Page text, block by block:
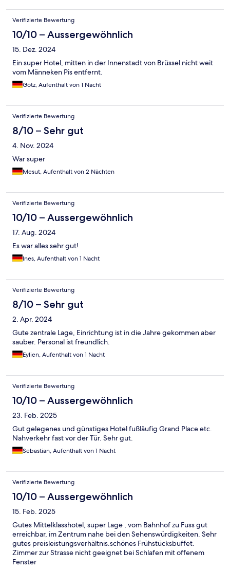
Verifizierte Bewertung
10/10 – Aussergewöhnlich
15. Dez. 2024
Ein super Hotel, mitten in der Innenstadt von Brüssel nicht weit
vom Männeken Pis entfernt.
Götz, Aufenthalt von 1 Nacht
Verifizierte Bewertung
8/10 – Sehr gut
4. Nov. 2024
War super
Mesut, Aufenthalt von 2 Nächten
Verifizierte Bewertung
10/10 – Aussergewöhnlich
17. Aug. 2024
Es war alles sehr gut!
Ines, Aufenthalt von 1 Nacht
Verifizierte Bewertung
8/10 – Sehr gut
2. Apr. 2024
Gute zentrale Lage, Einrichtung ist in die Jahre gekommen aber
sauber. Personal ist freundlich.
Eylien, Aufenthalt von 1 Nacht
Verifizierte Bewertung
10/10 – Aussergewöhnlich
23. Feb. 2025
Gut gelegenes und günstiges Hotel fußläufig Grand Place etc.
Nahverkehr fast vor der Tür. Sehr gut.
Sebastian, Aufenthalt von 1 Nacht
Verifizierte Bewertung
10/10 – Aussergewöhnlich
15. Feb. 2025
Gutes Mittelklasshotel, super Lage , vom Bahnhof zu Fuss gut
erreichbar, im Zentrum nahe bei den Sehenswürdigkeiten. Sehr
gutes preisleistungsverhältnis.schönes Frühstücksbuffet.
Zimmer zur Strasse nicht geeignet bei Schlafen mit offenem
Fenster